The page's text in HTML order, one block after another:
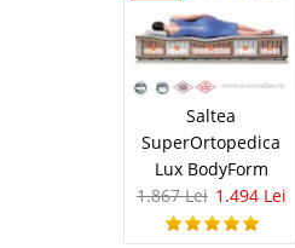
Saltea
SuperOrtopedica
Lux BodyForm
1.867 Lei 1.494 Lei